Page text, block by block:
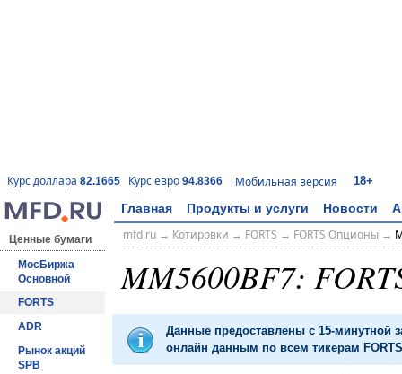
Курс доллара 82.1665 Курс евро 94.8366 Мобильная версия 18+
Главная Продукты и услуги Новости
Ценные бумаги
МосБиржа
Основной
FORTS
ADR
Рынок акций
SPB
mfd.ru→ Котировки → FORTS → FORTS Опционы→
MM5600BF7:
Данные предоставлены с 15-минутной
онлайн данным по всем тикерам